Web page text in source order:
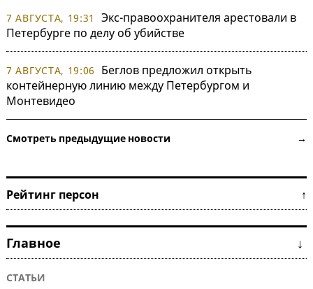
7 АВГУСТА, 19:31
Экс-правоохранителя арестовали в
Петербурге по делу об убийстве
7 АВГУСТА, 19:06
Беглов предложил открыть
контейнерную линию между Петербургом и
Монтевидео
Смотреть предыдущие новости →
Рейтинг персон ↑
Главное ↓
СТАТЬИ